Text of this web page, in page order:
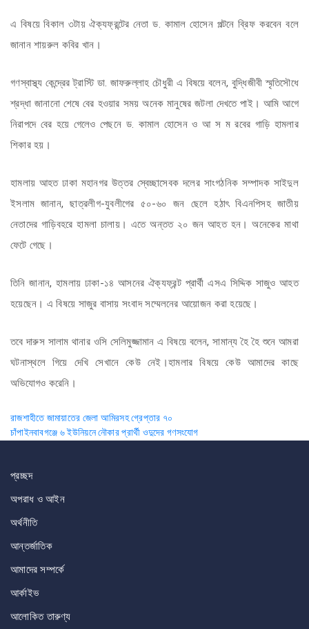
এ বিষয়ে বিকাল ৩টায় ঐক্যফ্রন্টের নেতা ড. কামাল হোসেন পল্টনে ব্রিফ করবেন বলে
জানান শায়রুল কবির খান।
গণস্বাস্থ্য কেন্দ্রের ট্রাস্টি ডা. জাফরুল্লাহ চৌধুরী এ বিষয়ে বলেন, বুদ্ধিজীবী স্মৃতিসৌধে
শ্রদ্ধা জানানো শেষে বের হওয়ার সময় অনেক মানুষের জটলা দেখতে পাই। আমি আগে
নিরাপদে বের হয়ে গেলেও পেছনে ড. কামাল হোসেন ও আ স ম রবের গাড়ি হামলার
শিকার হয়।
হামলায় আহত ঢাকা মহানগর উত্তর স্বেচ্ছাসেবক দলের সাংগঠনিক সম্পাদক সাইদুল
ইসলাম জানান, ছাত্রলীগ-যুবলীগের ৫০-৬০ জন ছেলে হঠাৎ বিএনপিসহ জাতীয়
নেতাদের গাড়িবহরে হামলা চালায়। এতে অন্তত ২০ জন আহত হন। অনেকের মাথা
ফেটে গেছে।
তিনি জানান, হামলায় ঢাকা-১৪ আসনের ঐক্যফ্রন্ট প্রার্থী এসএ সিদ্দিক সাজুও আহত
হয়েছেন। এ বিষয়ে সাজুর বাসায় সংবাদ সম্মেলনের আয়োজন করা হয়েছে।
তবে দারুস সালাম থানার ওসি সেলিমুজ্জামান এ বিষয়ে বলেন, সামান্য হৈ হৈ শুনে আমরা
ঘটনাস্থলে গিয়ে দেখি সেখানে কেউ নেই।হামলার বিষয়ে কেউ আমাদের কাছে
অভিযোগও করেনি।
Post
navigation
রাজশাহীতে জামায়াতের জেলা আমিরসহ গ্রেপ্তার ৭০
চাঁপাইনবাবগঞ্জে ৬ ইউনিয়নে নৌকার প্রার্থী ওদুদের গণসংযোগ
প্রচ্ছদ
অপরাধ ও আইন
অর্থনীতি
আন্তর্জাতিক
আমাদের সম্পর্কে
আর্কাইভ
আলোকিত তারুণ্য